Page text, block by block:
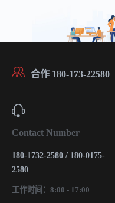
合作 180-173-22580
Contact Number
180-1732-2580 / 180-0175-
2580
工作时间：8:00 - 17:00